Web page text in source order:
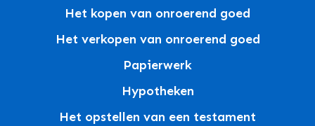
Het kopen van onroerend goed
Het verkopen van onroerend goed
Papierwerk
Hypotheken
Het opstellen van een testament